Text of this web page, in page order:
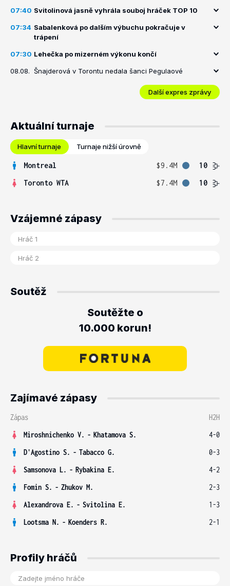
07:40 Svitolinová jasně vyhrála souboj hráček TOP 10
07:34 Sabalenková po dalším výbuchu pokračuje v
trápení
07:30 Lehečka po mizerném výkonu končí
08.08. Šnajderová v Torontu nedala šanci Pegulaové
Další expres zprávy
Aktuální turnaje
Hlavní turnaje Turnaje nižší úrovně
Montreal $9.4M
10
Toronto WTA
$7.4M 10
Vzájemné zápasy
Soutěž
Soutěžte o
10.000 korun!
Zajímavé zápasy
Zápas
H2H
Miroshnichenko V. - Khatamova S.
4-0
D'Agostino S. - Tabacco G.
0-3
Samsonova L. - Rybakina E.
4-2
Fomin S. - Zhukov M.
2-3
Alexandrova E. - Svitolina E.
1-3
Lootsma N. - Koenders R. 2-1
Profily hráčů